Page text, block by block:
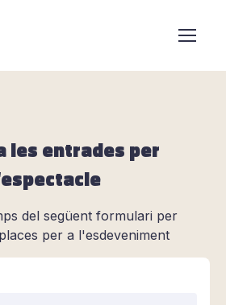
les entrades per
del següent formulari per
per a l'esdeveniment